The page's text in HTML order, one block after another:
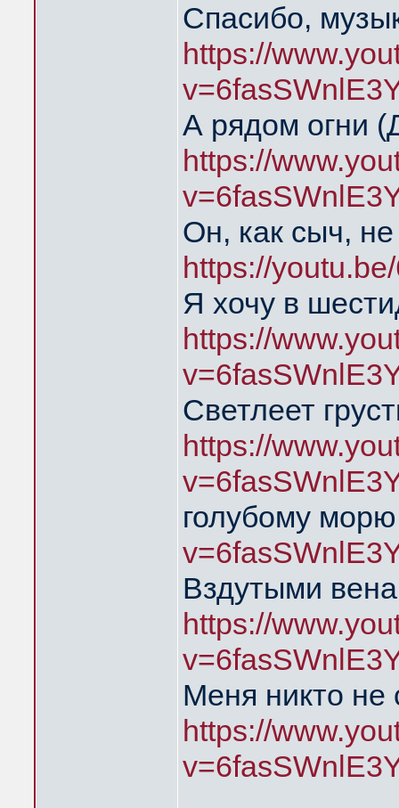
Спасибо,
https://
А рядом огни
https://
Он, как сыч,
https://
Я хочу в
https://
Светлеет
https://
голубому
Вздутыми
https://
Меня никто
https://